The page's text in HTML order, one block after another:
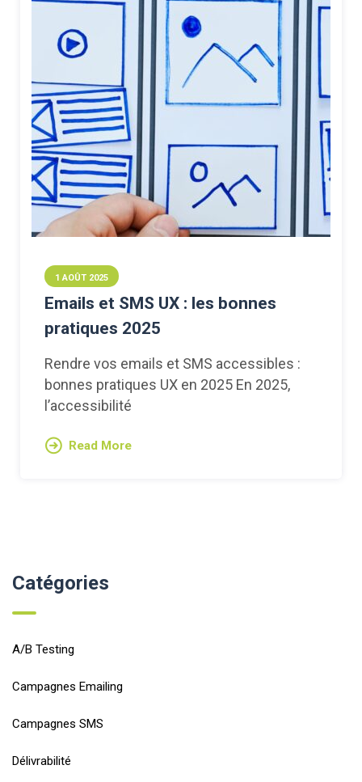
1 AOÛT 2025
Emails et SMS UX : les bonnes
pratiques 2025
Rendre vos emails et SMS accessibles :
bonnes pratiques UX en 2025 En 2025,
l’accessibilité
Read More
Catégories
A/B Testing
Campagnes Emailing
Campagnes SMS
Délivrabilité